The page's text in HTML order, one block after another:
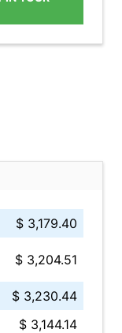
$ 3,179.40
$ 3,204.51
$ 3,230.44
$ 3,144.14